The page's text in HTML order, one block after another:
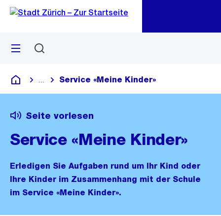
Navigation
Sprunglink
Menü
Deutsch
Blende alle Breadcrumbs ein
Service «Meine Kinder»
Seite vorlesen
Service «Meine Kinder»
Erledigen Sie Aufgaben rund um Ihr Kind oder
Ihre Kinder im Zusammenhang mit der Schule
im Service «Meine Kinder».